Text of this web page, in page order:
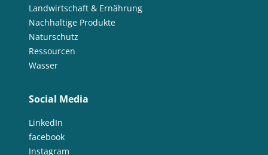
Landwirtschaft & Ernährung
Nachhaltige Produkte
Naturschutz
Ressourcen
Wasser
Social Media
LinkedIn
facebook
Instagram